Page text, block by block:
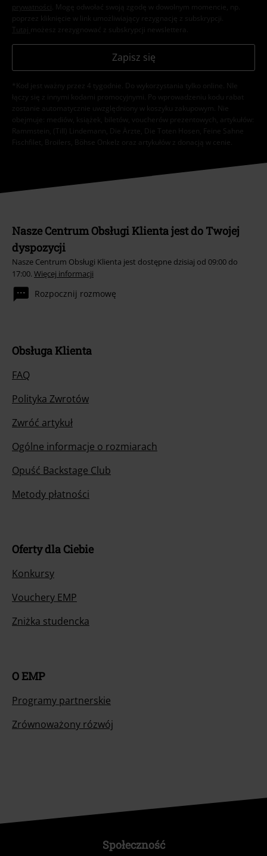
prywatności . Mogę odwołać swoją zgodę w dowolnym momencie, np.
poprzez kliknięcie w link umożliwiający rezygnację z subskrypcji.
Tutaj możesz zrezygnować z subskrypcji newslettera.
Zapisz się
*Kod jest ważny przez 4 tygodnie. Do wykorzystania tylko online. NIe
łączy się z innymi kodami promocyjnymi. Po wprowadzeniu kodu rabat
zostanie automatycznie uwzględniony w koszyku zakupowym. Nie
obejmuje: mediów, książek, biletów, voucherów prezentowych, artykułów:
Rammstein, (Till) Lindemann, Die Ärzte, Die Toten Hosen, Feine Sahne
Fischfilet, Broilers, Böhse Onkelz oraz artykułów z donacją w cenie.
Nasze Centrum Obsługi Klienta jest do Twojej
dyspozycji
Nasze Centrum Obsługi Klienta jest dostępne dzisiaj od 09:00 do
17:00. Więcej informacji
Rozpocznij rozmowę
Obsługa Klienta
FAQ
Polityka Zwrotów
Zwróć artykuł
Ogólne informacje o rozmiarach
Opuść Backstage Club
Metody płatności
Oferty dla Ciebie
Konkursy
Vouchery EMP
Zniżka studencka
O EMP
Programy partnerskie
Zrównoważony rózwój
Społeczność